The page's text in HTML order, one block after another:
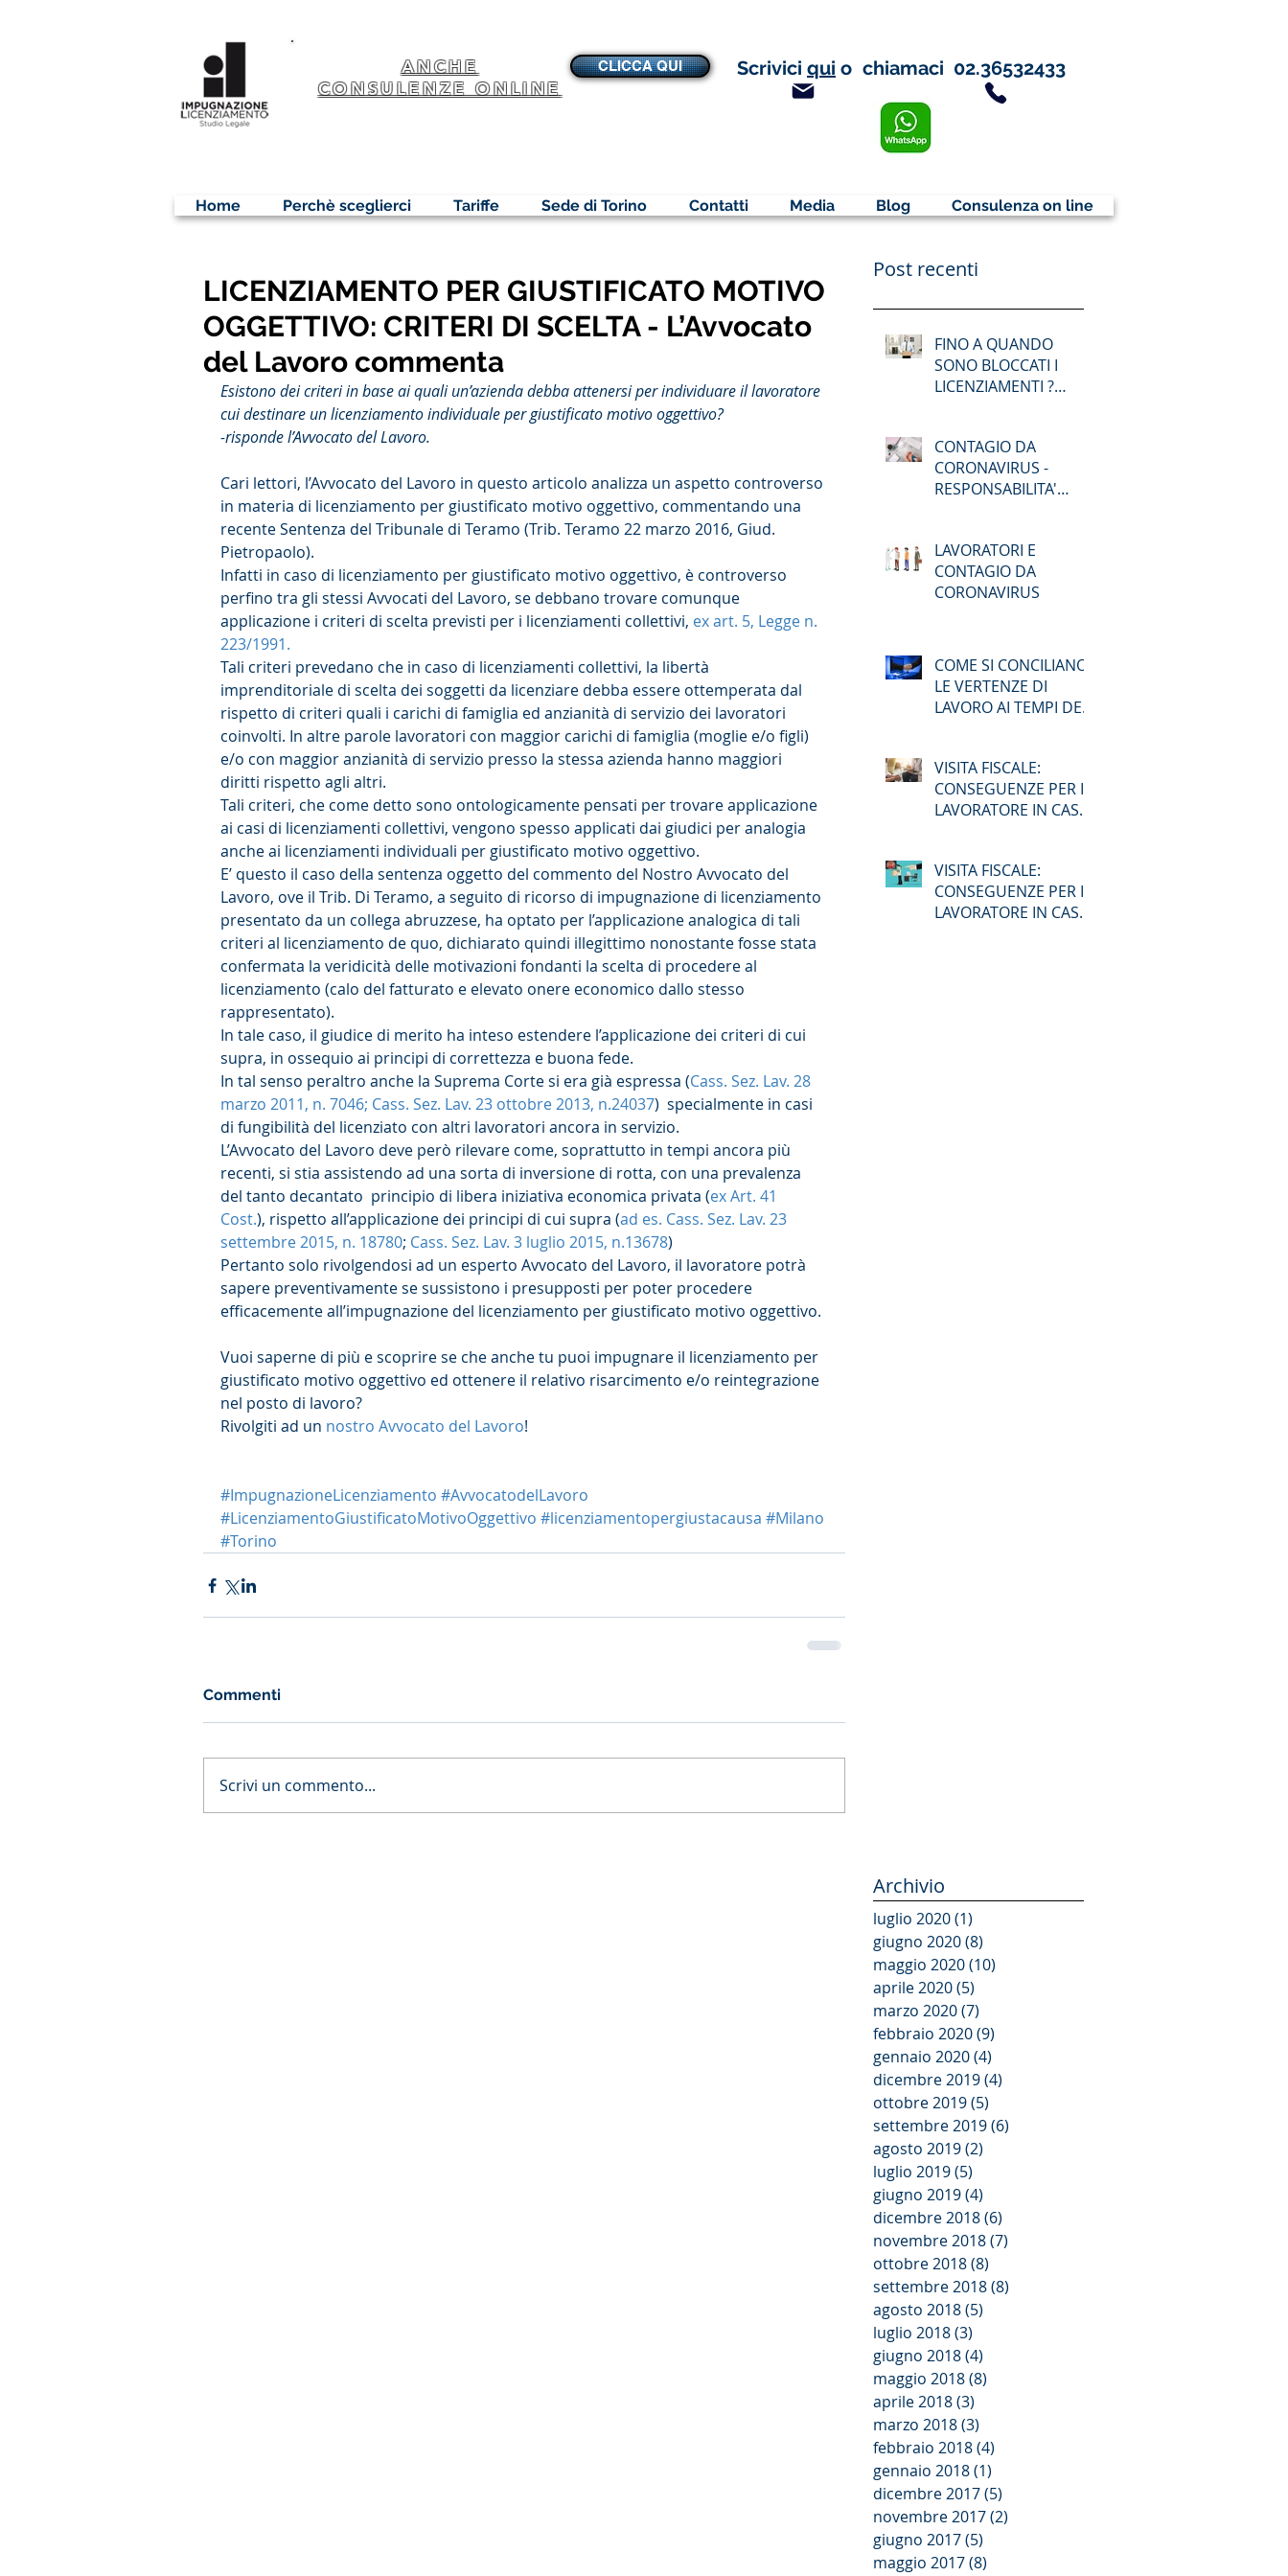
CLICCA QUI
ANCHE
CONSULENZE ONLINE
Scrivici qui o chiamaci 02.36532433
Home Perchè sceglierci Tariffe Sede di Torino Contatti Media Blog Consulenza on line
LICENZIAMENTO PER GIUSTIFICATO MOTIVO
OGGETTIVO: CRITERI DI SCELTA - L’Avvocato
del Lavoro commenta
Esistono dei criteri in base ai quali un’azienda debba attenersi per individuare il lavoratore
cui destinare un licenziamento individuale per giustificato motivo oggettivo?
-risponde l’Avvocato del Lavoro.
Cari lettori, l’Avvocato del Lavoro in questo articolo analizza un aspetto controverso
in materia di licenziamento per giustificato motivo oggettivo, commentando una
recente Sentenza del Tribunale di Teramo (Trib. Teramo 22 marzo 2016, Giud.
Pietropaolo).
Infatti in caso di licenziamento per giustificato motivo oggettivo, è controverso
perfino tra gli stessi Avvocati del Lavoro, se debbano trovare comunque
applicazione i criteri di scelta previsti per i licenziamenti collettivi, ex art. 5, Legge n.
223/1991.
Tali criteri prevedano che in caso di licenziamenti collettivi, la libertà
imprenditoriale di scelta dei soggetti da licenziare debba essere ottemperata dal
rispetto di criteri quali i carichi di famiglia ed anzianità di servizio dei lavoratori
coinvolti. In altre parole lavoratori con maggior carichi di famiglia (moglie e/o figli)
e/o con maggior anzianità di servizio presso la stessa azienda hanno maggiori
diritti rispetto agli altri.
Tali criteri, che come detto sono ontologicamente pensati per trovare applicazione
ai casi di licenziamenti collettivi, vengono spesso applicati dai giudici per analogia
anche ai licenziamenti individuali per giustificato motivo oggettivo.
E’ questo il caso della sentenza oggetto del commento del Nostro Avvocato del
Lavoro, ove il Trib. Di Teramo, a seguito di ricorso di impugnazione di licenziamento
presentato da un collega abruzzese, ha optato per l’applicazione analogica di tali
criteri al licenziamento de quo, dichiarato quindi illegittimo nonostante fosse stata
confermata la veridicità delle motivazioni fondanti la scelta di procedere al
licenziamento (calo del fatturato e elevato onere economico dallo stesso
rappresentato).
In tale caso, il giudice di merito ha inteso estendere l’applicazione dei criteri di cui
supra, in ossequio ai principi di correttezza e buona fede.
In tal senso peraltro anche la Suprema Corte si era già espressa (Cass. Sez. Lav. 28
marzo 2011, n. 7046; Cass. Sez. Lav. 23 ottobre 2013, n.24037)  specialmente in casi
di fungibilità del licenziato con altri lavoratori ancora in servizio.
L’Avvocato del Lavoro deve però rilevare come, soprattutto in tempi ancora più
recenti, si stia assistendo ad una sorta di inversione di rotta, con una prevalenza
del tanto decantato  principio di libera iniziativa economica privata (ex Art. 41
Cost.), rispetto all’applicazione dei principi di cui supra (ad es. Cass. Sez. Lav. 23
settembre 2015, n. 18780; Cass. Sez. Lav. 3 luglio 2015, n.13678)
Pertanto solo rivolgendosi ad un esperto Avvocato del Lavoro, il lavoratore potrà
sapere preventivamente se sussistono i presupposti per poter procedere
efficacemente all’impugnazione del licenziamento per giustificato motivo oggettivo.
Vuoi saperne di più e scoprire se che anche tu puoi impugnare il licenziamento per
giustificato motivo oggettivo ed ottenere il relativo risarcimento e/o reintegrazione
nel posto di lavoro?
Rivolgiti ad un nostro Avvocato del Lavoro!
#ImpugnazioneLicenziamento #AvvocatodelLavoro
#LicenziamentoGiustificatoMotivoOggettivo #licenziamentopergiustacausa #Milano
#Torino
Commenti
Scrivi un commento...
Post recenti
FINO A QUANDO
SONO BLOCCATI I
LICENZIAMENTI ?
AD AGOSTO
CONTAGIO DA
CORONAVIRUS -
RESPONSABILITA'
LAVORATORI E
CONTAGIO DA
CORONAVIRUS
COME SI CONCILIANO
LE VERTENZE DI
LAVORO AI TEMPI DEL
VISITA FISCALE:
CONSEGUENZE PER IL
LAVORATORE IN CASO
VISITA FISCALE:
CONSEGUENZE PER IL
LAVORATORE IN CASO
Archivio
luglio 2020(1)
giugno 2020(8)
maggio 2020(10)
aprile 2020(5)
marzo 2020(7)
febbraio 2020(9)
gennaio 2020(4)
dicembre 2019(4)
ottobre 2019(5)
settembre 2019(6)
agosto 2019(2)
luglio 2019(5)
giugno 2019(4)
dicembre 2018(6)
novembre 2018(7)
ottobre 2018(8)
settembre 2018(8)
agosto 2018(5)
luglio 2018(3)
giugno 2018(4)
maggio 2018(8)
aprile 2018(3)
marzo 2018(3)
febbraio 2018(4)
gennaio 2018(1)
dicembre 2017(5)
novembre 2017(2)
giugno 2017(5)
maggio 2017(8)